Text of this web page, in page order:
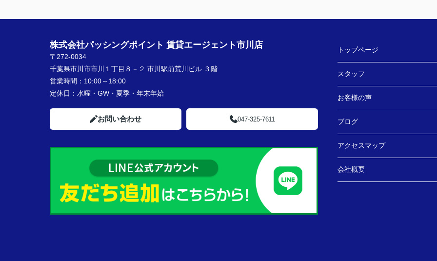
株式会社パッシングポイント 賃貸エージェント市川店
〒272-0034
千葉県市川市市川１丁目８－２ 市川駅前荒川ビル ３階
営業時間： 10:00～18:00
定休日： 水曜・GW・夏季・年末年始
お問い合わせ 047-325-7611
トップページ
スタッフ
お客様の声
ブログ
アクセスマップ
会社概要